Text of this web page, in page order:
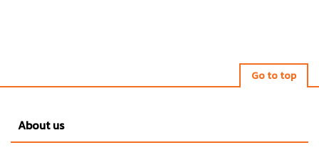
Go to top
About us